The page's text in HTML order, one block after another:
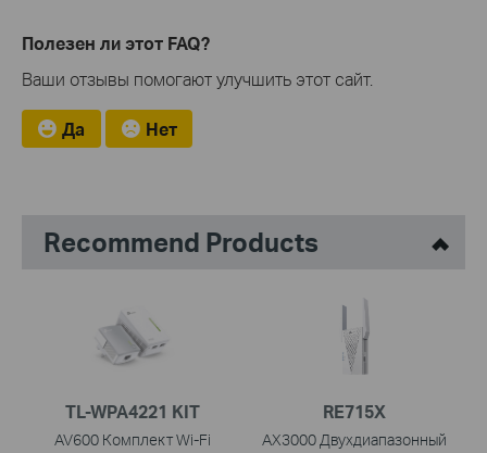
Полезен ли этот FAQ?
Ваши отзывы помогают улучшить этот сайт.
Да Нет
Recommend Products
TL-WPA4221 KIT
AV600 Комплект Wi-Fi
RE715X
AX3000 Двухдиапазонный